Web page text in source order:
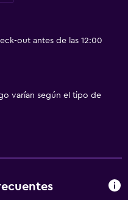
out antes de las 12:00
varían según el tipo de